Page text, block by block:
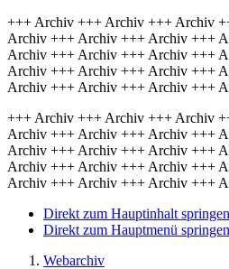
+++ Archiv +++ Archiv +++ Archiv
Archiv +++ Archiv +++ Archiv +++
Archiv +++ Archiv +++ Archiv +++
Archiv +++ Archiv +++ Archiv +++
Archiv +++ Archiv +++ Archiv +++
+++ Archiv +++ Archiv +++ Archiv
Archiv +++ Archiv +++ Archiv +++
Archiv +++ Archiv +++ Archiv +++
Archiv +++ Archiv +++ Archiv +++
Archiv +++ Archiv +++ Archiv +++
Direkt zum Hauptinhalt springen
Direkt zum Hauptmenü springen
Webarchiv